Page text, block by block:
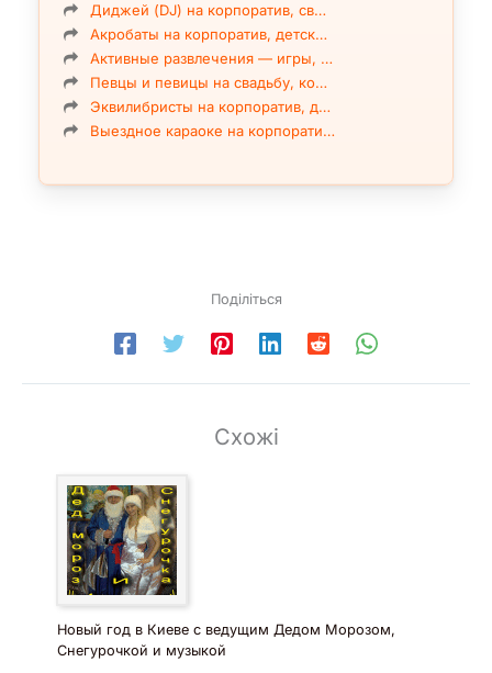
Диджей (DJ) на корпоратив, св…
Акробаты на корпоратив, детск…
Активные развлечения — игры, …
Певцы и певицы на свадьбу, ко…
Эквилибристы на корпоратив, д…
Выездное караоке на корпорати…
Поділіться
Схожі
Новый год в Киеве с ведущим Дедом Морозом,
Снегурочкой и музыкой